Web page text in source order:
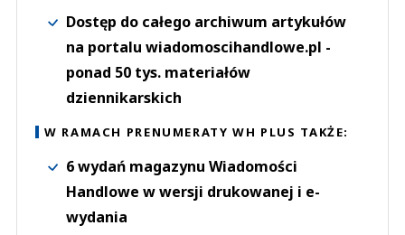
Dostęp do całego archiwum artykułów
na portalu wiadomoscihandlowe.pl -
ponad 50 tys. materiałów
dziennikarskich
W RAMACH PRENUMERATY WH PLUS TAKŻE:
6 wydań magazynu Wiadomości
Handlowe w wersji drukowanej i e-
wydania